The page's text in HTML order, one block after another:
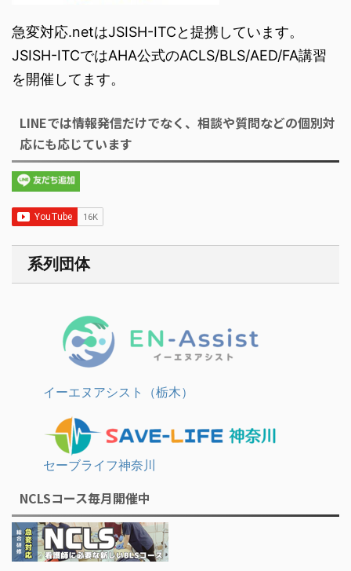
急変対応.netはJSISH-ITCと提携しています。
JSISH-ITCではAHA公式のACLS/BLS/AED/FA講習
を開催してます。
LINEでは情報発信だけでなく、相談や質問などの個別対
応にも応じています
系列団体
イーエヌアシスト（栃木）
セーブライフ神奈川
NCLSコース毎月開催中